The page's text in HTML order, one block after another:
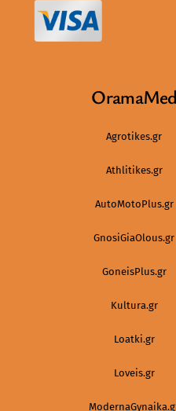
Agrotikes.gr
Athlitikes.gr
AutoMotoPlus.gr
GnosiGiaOlous.gr
GoneisPlus.gr
Kultura.gr
Loatki.gr
Loveis.gr